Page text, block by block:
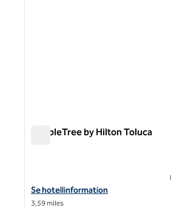
DoubleTree by Hilton Toluca
Visa hotelluppgifter för DoubleTree
Se hotellinformation
3,59 miles